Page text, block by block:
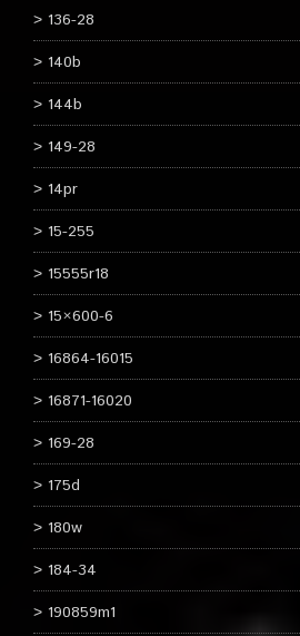
136-28
140b
144b
149-28
14pr
15-255
15555r18
15×600-6
16864-16015
16871-16020
169-28
175d
180w
184-34
190859m1